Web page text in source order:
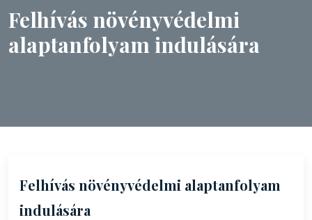
Felhívás növényvédelmi
alaptanfolyam indulására
Felhívás növényvédelmi alaptanfolyam
indulására